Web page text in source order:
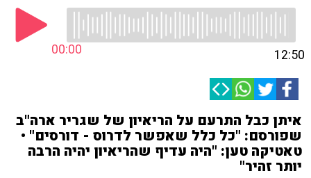
00:00 12:50
איתן כבל התרעם על הריאיון של שגריר ארה"ב
שפורסם: "כל כלל שאפשר לדרוס - דורסים" •
טאטיקה טען: "היה עדיף שהריאיון יהיה הרבה
יותר זהיר"